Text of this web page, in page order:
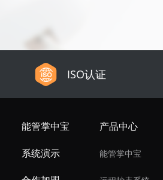
ISO认证
能管掌中宝
系统演示
产品中心
能管掌中宝